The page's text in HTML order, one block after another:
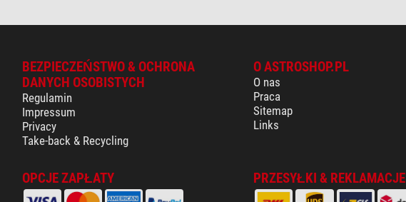
BEZPIECZEŃSTWO & OCHRONA
DANYCH OSOBISTYCH
Regulamin
Impressum
Privacy
Take-back & Recycling
O ASTROSHOP.PL
O nas
Praca
Sitemap
Links
OPCJE ZAPŁATY PRZESYŁKI & REKLAMACJE